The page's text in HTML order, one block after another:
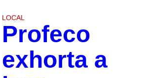
LOCAL
Profeco
exhorta a